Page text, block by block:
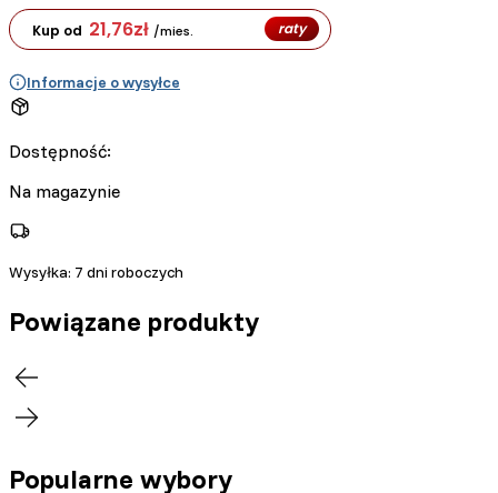
Kup od 21,76zł /mies. raty
Informacje o wysyłce
Dostępność:
Na magazynie
Wysyłka: 7 dni roboczych
Powiązane produkty
Popularne wybory